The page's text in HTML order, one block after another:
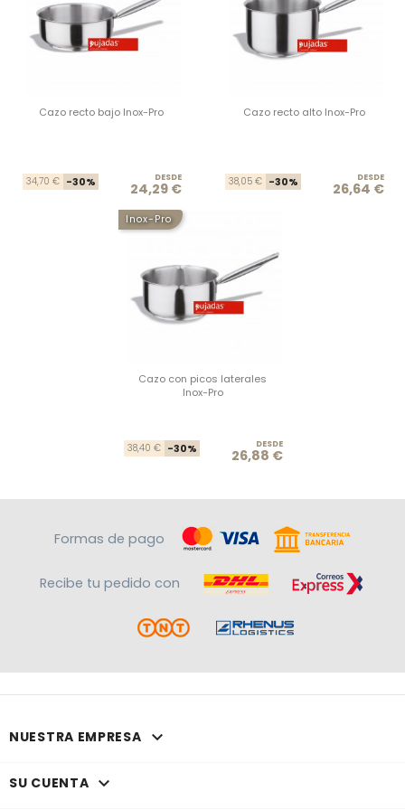
Cazo recto bajo Inox-Pro
Precio base
34,70 € -30% Precio
DESDE
24,29 €
Cazo recto alto Inox-Pro
38,05 € -30% DESDE
26,64 €
Inox-Pro
Cazo con picos laterales
Inox-Pro
Precio base
38,40 € -30% Precio
DESDE
26,88 €
Formas de pago
Recibe tu pedido con
NUESTRA EMPRESA 
SU CUENTA 